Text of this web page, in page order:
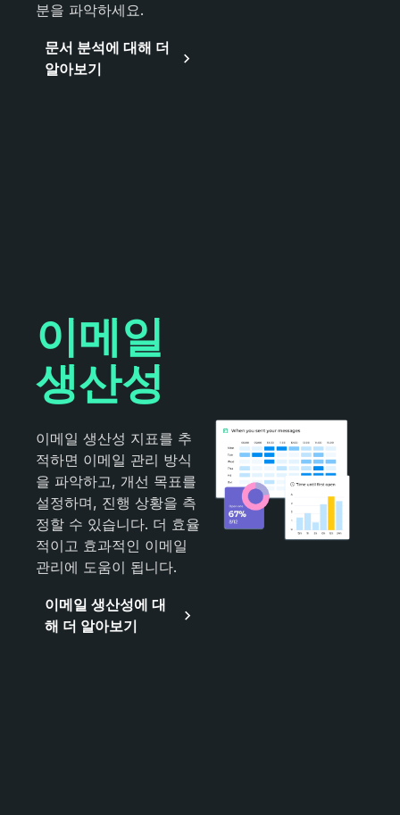
분을 파악하세요.
문서 분석에 대해 더
알아보기
이메일
생산성
이메일 생산성 지표를 추
적하면 이메일 관리 방식
을 파악하고, 개선 목표를
설정하며, 진행 상황을 측
정할 수 있습니다. 더 효율
적이고 효과적인 이메일
관리에 도움이 됩니다.
이메일 생산성에 대
해 더 알아보기